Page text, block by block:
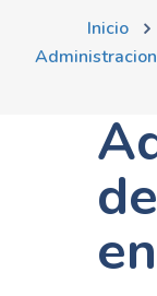
Inicio
en